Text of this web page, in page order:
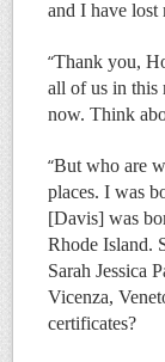
and I have lost
“Thank you,
all of us in this
now. Think
“But who are
places. I was
[Davis] was
Rhode Island.
Sarah Jessica
Vicenza,
certificates?